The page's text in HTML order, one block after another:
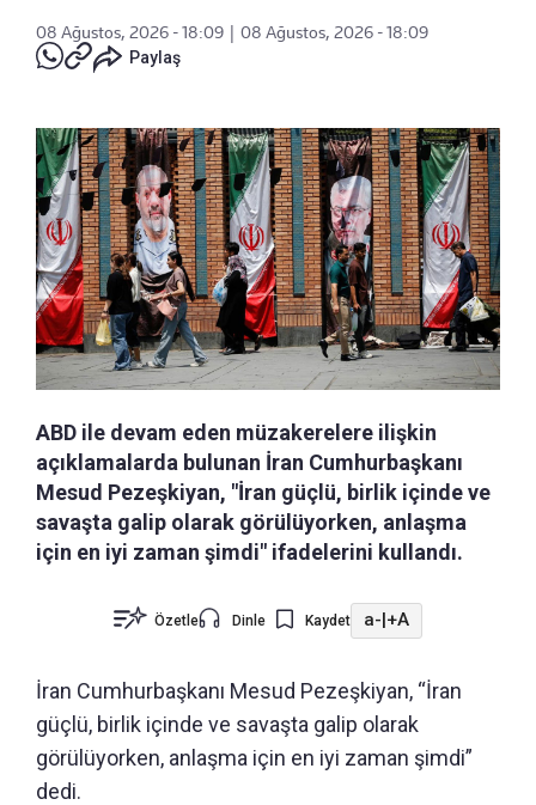
08 Ağustos, 2026 - 18:09
08 Ağustos, 2026 - 18:09
Paylaş
ABD ile devam eden müzakerelere ilişkin
açıklamalarda bulunan İran Cumhurbaşkanı
Mesud Pezeşkiyan, "İran güçlü, birlik içinde ve
savaşta galip olarak görülüyorken, anlaşma
için en iyi zaman şimdi" ifadelerini kullandı.
Özetle Dinle Kaydet a-|+A
İran Cumhurbaşkanı Mesud Pezeşkiyan, “İran
güçlü, birlik içinde ve savaşta galip olarak
görülüyorken, anlaşma için en iyi zaman şimdi”
dedi.